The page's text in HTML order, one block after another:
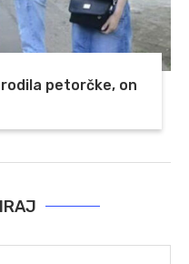
petorčke, on